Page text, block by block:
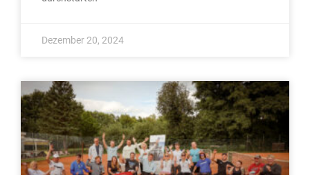
Dezember 20, 2024